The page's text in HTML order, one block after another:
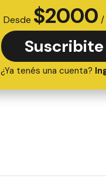
Desde $2000 /
Suscribite
¿Ya tenés una cuenta?